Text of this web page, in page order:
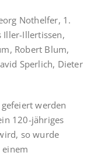
Nothelfer, 1.
Iller-Illertissen,
Robert Blum,
Sperlich, Dieter
werden
120-jähriges
so wurde
einem